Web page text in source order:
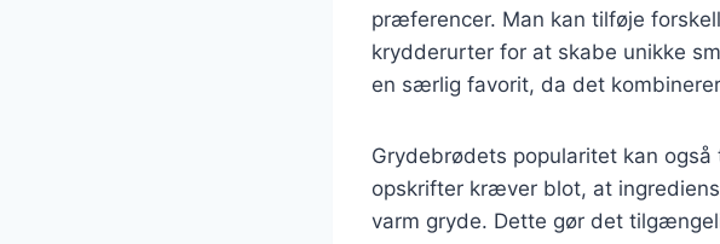
præferencer. Man kan tilføje
krydderurter for at skabe unikke
en særlig favorit, da det
Grydebrødets popularitet kan
opskrifter kræver blot, at
varm gryde. Dette gør det